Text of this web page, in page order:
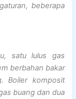
beberapa
satu lulus gas
berbahan bakar
Boiler komposit
buang dan dua